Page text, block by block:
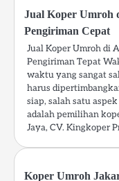
Jual Koper Umroh
Pengiriman Cepat
Jual Koper Umroh di
Pengiriman Tepat
waktu yang sangat
harus
siap, salah satu
adalah pemilihan
Jaya, CV. Kingkoper
Koper Umroh